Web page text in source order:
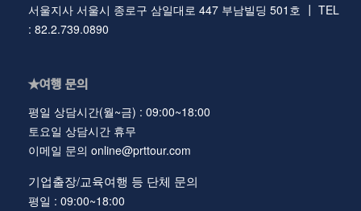
서울지사 서울시 종로구 삼일대로 447 부남빌딩 501호 ┃ TEL
: 82.2.739.0890
★여행 문의
평일 상담시간(월~금) : 09:00~18:00
토요일 상담시간 휴무
이메일 문의 online@prttour.com
기업출장/교육여행 등 단체 문의
평일 : 09:00~18:00